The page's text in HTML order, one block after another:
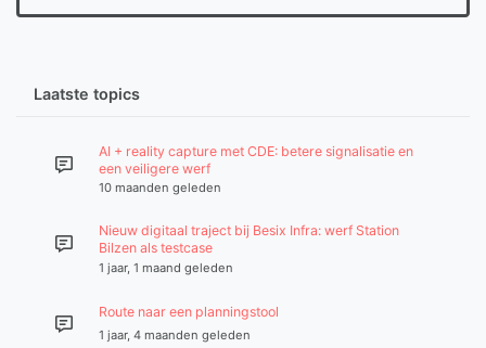
Laatste topics
AI + reality capture met CDE: betere signalisatie en
een veiligere werf
10 maanden geleden
Nieuw digitaal traject bij Besix Infra: werf Station
Bilzen als testcase
1 jaar, 1 maand geleden
Route naar een planningstool
1 jaar, 4 maanden geleden